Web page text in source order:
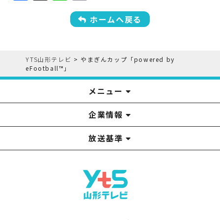
a
b
o
o
k
n
e
m
ai
ホームへ戻る
YTS山形テレビ > やまぎんカップ「powered by
eFootball™」
メニュー
YTSニュース
番組
アナウンサー
プレゼント
イベント
みるるん星人
YTS見学ツアー
番組表
お問い合わせ
企業情報
企業情報
役員構成
YTS山形テレビ SDGs 宣言
採用情報
山形テレビ人権方針
山形テレビ国民保護業務計画提出文
個人情報基本方針
情報セキュリティ基本方針
視聴データの取扱いについて
系列局一覧
中継局一覧
放送基準